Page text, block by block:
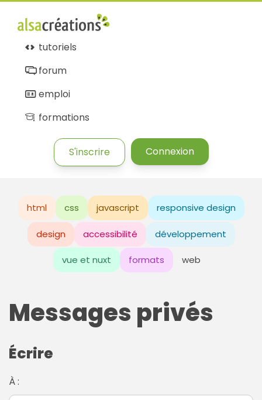
tutoriels
forum
emploi
formations
S'inscrire Connexion
html css javascript responsive design
design accessibilité développement
vue et nuxt formats web
Messages privés
Écrire
À :